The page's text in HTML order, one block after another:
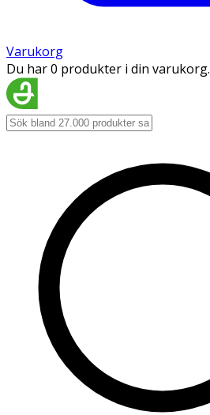
Varukorg
Du har 0 produkter i din varukorg.